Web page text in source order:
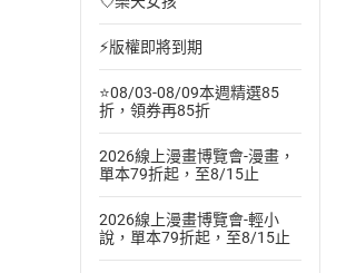
⚡版權即將到期
⭐08/03-08/09本週精選85
折，領券再85折
2026線上漫畫博覽會-漫畫，
單本79折起，至8/15止
2026線上漫畫博覽會-輕小
說，單本79折起，至8/15止